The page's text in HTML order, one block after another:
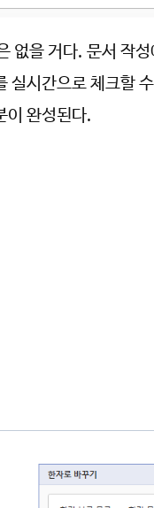
없을 거다. 문서 작
실시간으로 체크할
이 완성된다.